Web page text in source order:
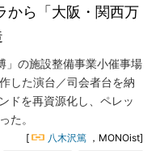
から「大阪・関西万
」の施設整備事業小催事場
した演台／司会者台を納
ドを再資源化し、ペレッ
た。
[ 八木沢篤 ，MONOist]